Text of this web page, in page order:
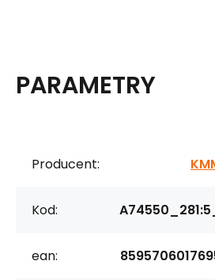
PARAMETRY
Producent:
Kod: A74550_281:5_
ean: